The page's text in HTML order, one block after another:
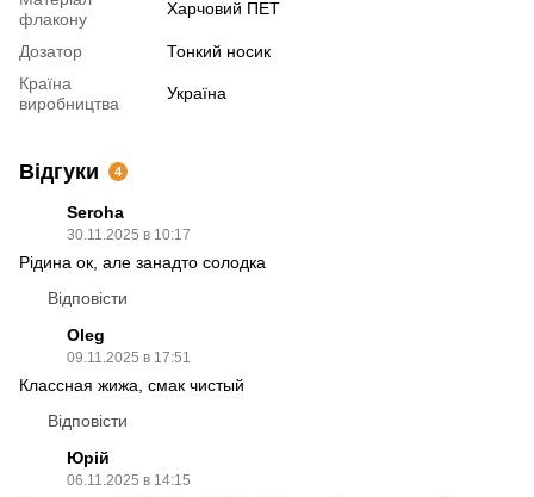
флакону
Харчовий ПЕТ
Дозатор
Тонкий носик
Країна
виробництва
Україна
Відгуки 4
Seroha
30.11.2025 в 10:17
Рідина ок, але занадто солодка
Відповісти
Oleg
09.11.2025 в 17:51
Классная жижа, смак чистый
Відповісти
Юрій
06.11.2025 в 14:15